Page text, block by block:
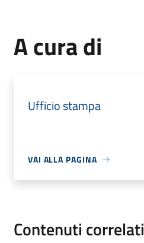
A cura di
Ufficio stampa
VAI ALLA PAGINA
Contenuti correlati